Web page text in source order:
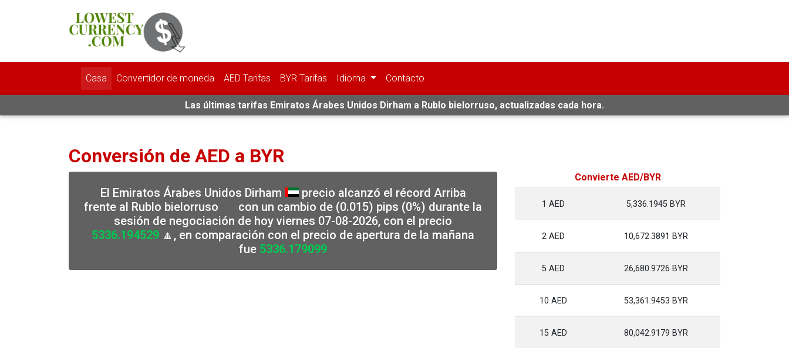
Casa Convertidor de moneda AED Tarifas BYR Tarifas Idioma Contacto
Las últimas tarifas Emiratos Árabes Unidos Dirham a Rublo bielorruso, actualizadas cada hora.
Conversión de AED a BYR
El Emiratos Árabes Unidos Dirham
precio alcanzó el récord Arriba
frente al Rublo bielorruso
con un cambio de (0.015) pips (0%) durante la
sesión de negociación de hoy viernes 07-08-2026, con el precio
5336.194529 🔼, en comparación con el precio de apertura de la mañana
fue 5336.179099
Convierte AED/BYR
1 AED 5,336.1945 BYR
2 AED 10,672.3891 BYR
5 AED 26,680.9726 BYR
10 AED 53,361.9453 BYR
15 AED 80,042.9179 BYR